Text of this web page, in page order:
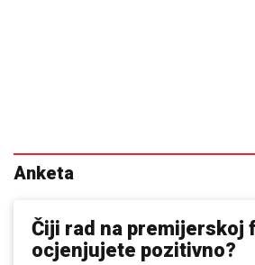
Anketa
Čiji rad na premijerskoj
ocjenjujete pozitivno?